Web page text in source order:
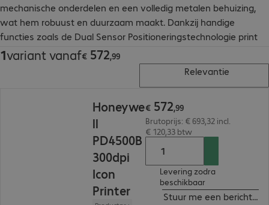
mechanische onderdelen en een volledig metalen behuizing,
wat hem robuust en duurzaam maakt. Dankzij handige
functies zoals de Dual Sensor Positioneringstechnologie print
deze industriële printer met de hoogste nauwkeurigheid.
1variant vanaf€ 572,99
€ 572,99
Relevantie
Honeywe
ll
PD4500B
300dpi
Icon
Printer
€ 572,99
Brutoprijs: € 693,32 incl.
€ 120,33 btw
Levering zodra
beschikbaar
Stuur me een bericht